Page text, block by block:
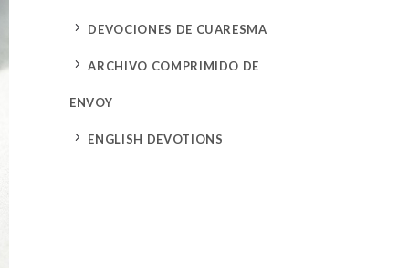
5 DEVOCIONES DE CUARESMA
5 ARCHIVO COMPRIMIDO DE
ENVOY
5 ENGLISH DEVOTIONS